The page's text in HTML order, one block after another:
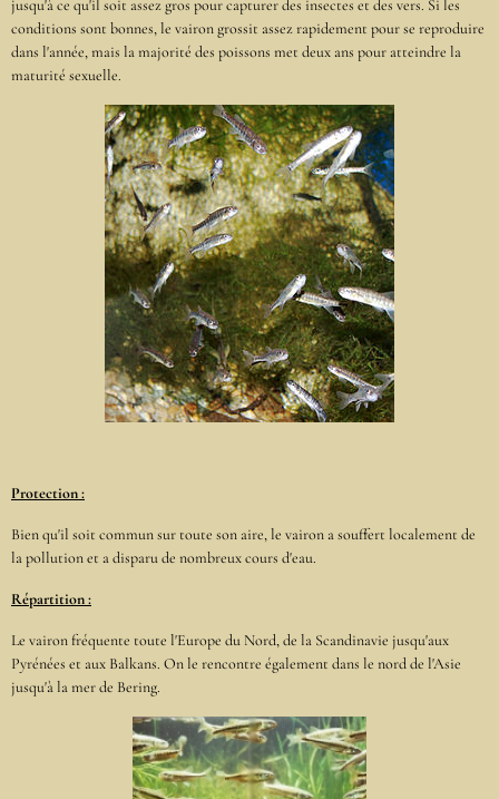
jusqu'à ce qu'il soit assez gros pour capturer des insectes et des vers. Si les
conditions sont bonnes, le vairon grossit assez rapidement pour se reproduire
dans l'année, mais la majorité des poissons met deux ans pour atteindre la
maturité sexuelle.
Protection :
Bien qu'il soit commun sur toute son aire, le vairon a souffert localement de
la pollution et a disparu de nombreux cours d'eau.
Répartition :
Le vairon fréquente toute l'Europe du Nord, de la Scandinavie jusqu'aux
Pyrénées et aux Balkans. On le rencontre également dans le nord de l'Asie
jusqu'à la mer de Bering.